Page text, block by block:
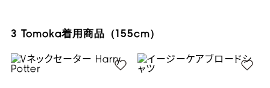
3 Tomoka着用商品（155cm）